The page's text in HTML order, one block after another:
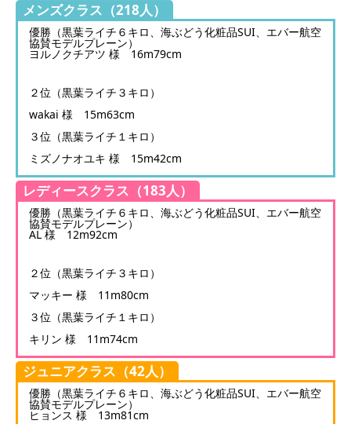
メンズクラス（218人）
優勝（黒葉ライチ６キロ、海ぶどう化粧品SUI、エバー航空
協賛モデルプレーン）
ヨルノクチアツ 様 16m79cm
２位（黒葉ライチ３キロ）
wakai 様 15m63cm
３位（黒葉ライチ１キロ）
ミズノナオユキ 様 15m42cm
レディースクラス（183人）
優勝（黒葉ライチ６キロ、海ぶどう化粧品SUI、エバー航空
協賛モデルプレーン）
AL 様 12m92cm
２位（黒葉ライチ３キロ）
マッキー 様 11m80cm
３位（黒葉ライチ１キロ）
キリン 様 11m74cm
ジュニアクラス（42人）
優勝（黒葉ライチ６キロ、海ぶどう化粧品SUI、エバー航空
協賛モデルプレーン）
ヒョンス 様 13m81cm